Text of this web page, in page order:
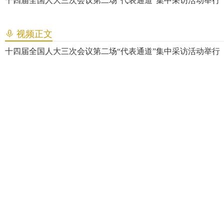
视频正文
十四届全国人大三次会议第二场“代表通道”集中采访活动举行